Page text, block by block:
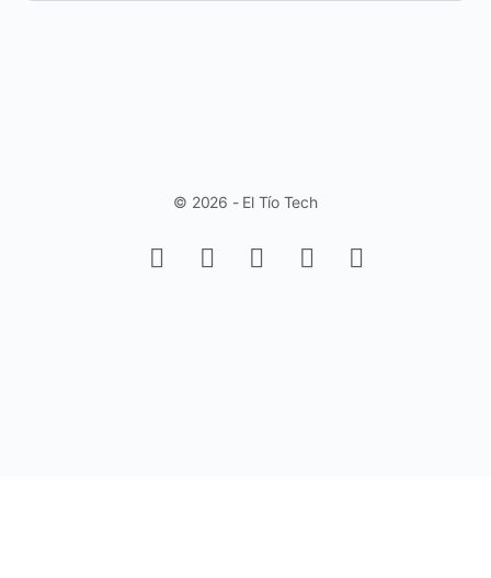
© 2026 - El Tío Tech